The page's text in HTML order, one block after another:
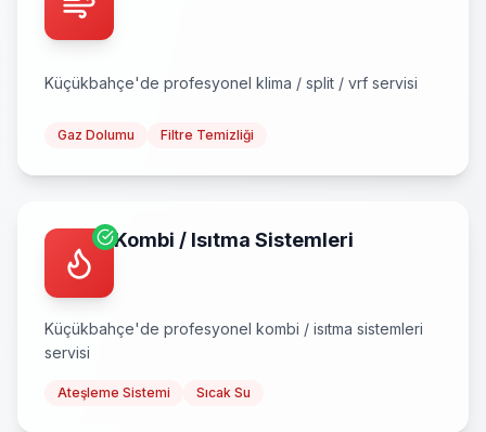
Küçükbahçe'de profesyonel klima / split / vrf servisi
Gaz Dolumu Filtre Temizliği
Kombi / Isıtma Sistemleri
Küçükbahçe'de profesyonel kombi / isıtma sistemleri
servisi
Ateşleme Sistemi Sıcak Su